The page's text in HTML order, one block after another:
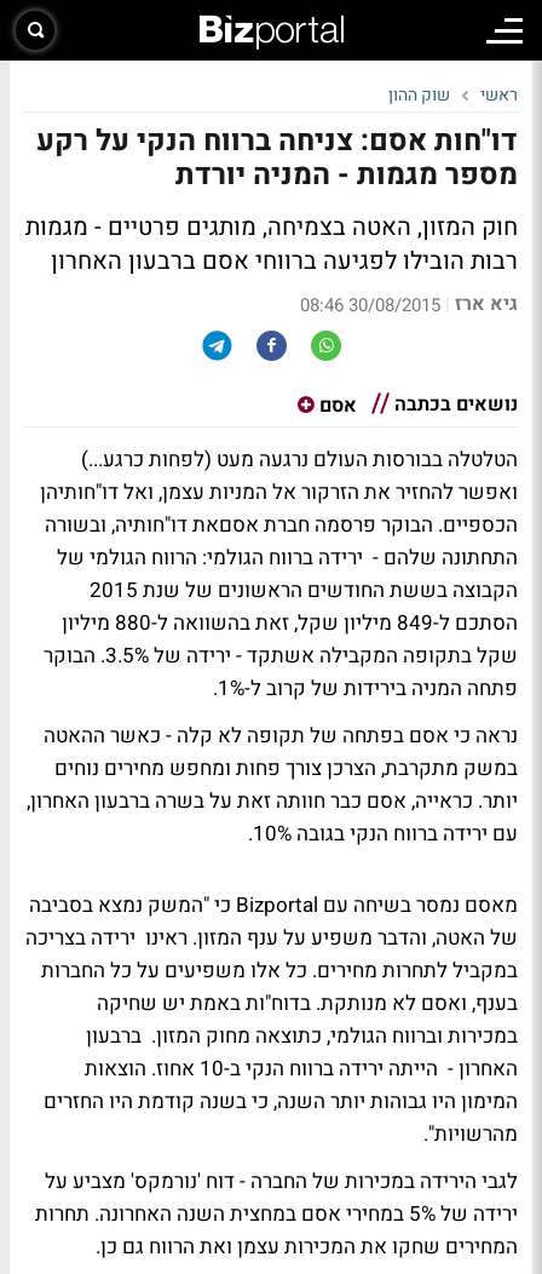
ראשי שוק ההון
דו"חות אסם: צניחה ברווח הנקי על רקע
מספר מגמות - המניה יורדת
חוק המזון, האטה בצמיחה, מותגים פרטיים - מגמות
רבות הובילו לפגיעה ברווחי אסם ברבעון האחרון
גיא ארז |
30/08/2015 08:46
נושאים בכתבה אסם
הטלטלה בבורסות העולם נרגעה מעט (לפחות כרגע...)
ואפשר להחזיר את הזרקור אל המניות עצמן, ואל דו"חותיהן
הכספיים. הבוקר פרסמה חברת אסםאת דו"חותיה, ובשורה
התחתונה שלהם - ירידה ברווח הגולמי: הרווח הגולמי של
הקבוצה בששת החודשים הראשונים של שנת 2015
הסתכם ל-849 מיליון שקל, זאת בהשוואה ל-880 מיליון
שקל בתקופה המקבילה אשתקד - ירידה של 3.5%. הבוקר
פתחה המניה בירידות של קרוב ל-1%.
נראה כי אסם בפתחה של תקופה לא קלה - כאשר ההאטה
במשק מתקרבת, הצרכן צורך פחות ומחפש מחירים נוחים
יותר. כראייה, אסם כבר חוותה זאת על בשרה ברבעון האחרון,
עם ירידה ברווח הנקי בגובה 10%.
מאסם נמסר בשיחה עם Bizportal כי "המשק נמצא בסביבה
של האטה, והדבר משפיע על ענף המזון. ראינו ירידה בצריכה
במקביל לתחרות מחירים. כל אלו משפיעים על כל החברות
בענף, ואסם לא מנותקת. בדוח"ות באמת יש שחיקה
במכירות וברווח הגולמי, כתוצאה מחוק המזון. ברבעון
האחרון - הייתה ירידה ברווח הנקי ב-10 אחוז. הוצאות
המימון היו גבוהות יותר השנה, כי בשנה קודמת היו החזרים
מהרשויות".
לגבי הירידה במכירות של החברה - דוח 'נורמקס' מצביע על
ירידה של 5% במחירי אסם במחצית השנה האחרונה. תחרות
המחירים שחקו את המכירות עצמן ואת הרווח גם כן.